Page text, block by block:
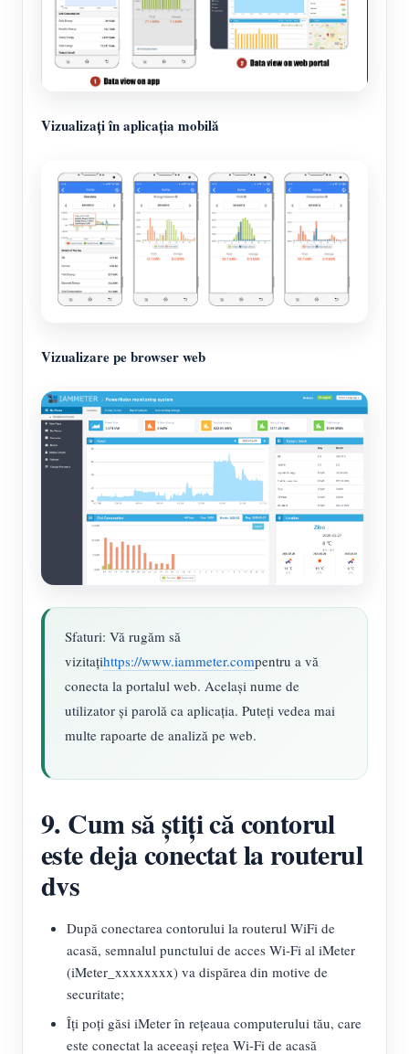
Vizualizați în aplicația mobilă
Vizualizare pe browser web
Sfaturi: Vă rugăm să
vizitațihttps://www.iammeter.compentru a vă
conecta la portalul web. Același nume de
utilizator și parolă ca aplicația. Puteți vedea mai
multe rapoarte de analiză pe web.
9. Cum să știți că contorul
este deja conectat la routerul
dvs
După conectarea contorului la routerul WiFi de
acasă, semnalul punctului de acces Wi-Fi al iMeter
(iMeter_xxxxxxxx) va dispărea din motive de
securitate;
Îți poți găsi iMeter în rețeaua computerului tău, care
este conectat la aceeași rețea Wi-Fi de acasă